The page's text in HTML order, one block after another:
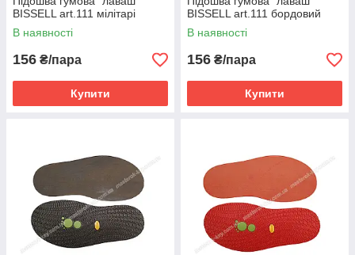
BISSELL art.111 мілітарі
В наявності
156 ₴/пара
Купити
BISSELL art.111 бордовий
В наявності
156 ₴/пара
Купити